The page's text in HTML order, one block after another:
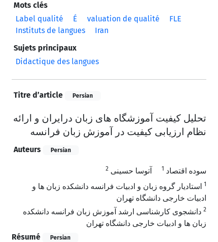
Mots clés
Label qualité
É valuation de qualité
FLE
Instituts de langues
Iran
Sujets principaux
Didactique des langues
Titre d’article Persian
تحلیل کیفیت آموزشگاه های زبان درایران و ارائه
نظام ارزیابی کیفیت در آموزش زبان فرانسه
Auteurs Persian
سوده اقتصاد 1 آتوسا حسینی 2
1 استادیار گروه زبان و ادبیات فرانسه دانشکده زبان ها و
ادبیات خارجی دانشگاه تهران
2 دانشجوی کارشناسی ارشد آموزش زبان فرانسه دانشکده
زبان ها و ادبیات خارجی دانشگاه تهران
Résumé
Persian